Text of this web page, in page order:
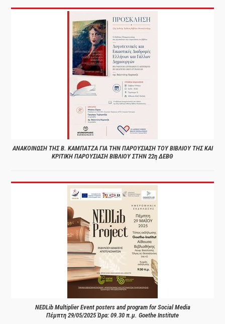
ΑΝΑΚΟΙΝΩΣΗ ΤΗΣ Β. ΚΑΜΠΑΤΖΑ ΓΙΑ ΤΗΝ ΠΑΡΟΥΣΙΑΣΗ ΤΟΥ ΒΙΒΛΙΟΥ ΤΗΣ ΚΑΙ
ΚΡΙΤΙΚΗ ΠΑΡΟΥΣΙΑΣΗ ΒΙΒΛΙΟΥ ΣΤΗΝ 22η ΔΕΒΘ
NEDLib Multiplier Event posters and program for Social Media
Πέμπτη 29/05/2025 Ώρα: 09.30 π.μ. Goethe Institute